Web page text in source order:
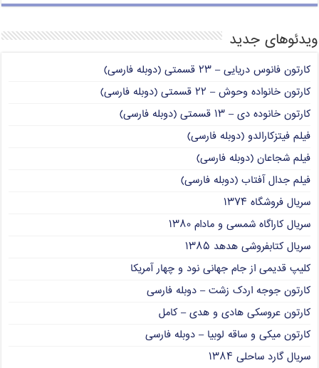
ویدئوهای جدید
کارتون فانوس دریایی – ۲۳ قسمتی (دوبله فارسی)
کارتون خانواده وحوش – ۲۲ قسمتی (دوبله فارسی)
کارتون خانوده دی – ۱۳ قسمتی (دوبله فارسی)
فیلم فیتزکارالدو (دوبله فارسی)
فیلم شجاعان (دوبله فارسی)
فیلم جدال آفتاب (دوبله فارسی)
سریال فروشگاه ۱۳۷۴
سریال کاراگاه شمسی و مادام ۱۳۸۰
سریال کتابفروشی هدهد ۱۳۸۵
کلیپ قدیمی از جام جهانی نود و چهار آمریکا
کارتون جوجه اردک زشت – دوبله فارسی
کارتون عروسکی هادی و هدی – کامل
کارتون میکی و ساقه لوبیا – دوبله فارسی
سریال گارد ساحلی ۱۳۸۴